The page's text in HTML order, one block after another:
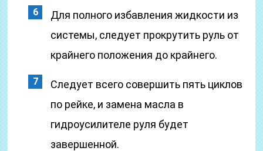
Для полного избавления жидкости из
системы, следует прокрутить руль от
крайнего положения до крайнего.
Следует всего совершить пять циклов
по рейке, и замена масла в
гидроусилителе руля будет
завершенной.